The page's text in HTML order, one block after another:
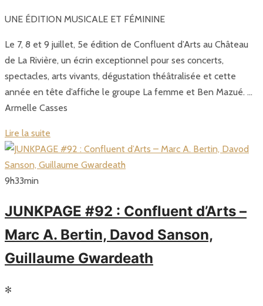
UNE ÉDITION MUSICALE ET FÉMININE
Le 7, 8 et 9 juillet, 5e édition de Confluent d’Arts au Château
de La Rivière, un écrin exceptionnel pour ses concerts,
spectacles, arts vivants, dégustation théâtralisée et cette
année en tête d’affiche le groupe La femme et Ben Mazué. …
Armelle Casses
Lire la suite
9h33min
JUNKPAGE #92 : Confluent d’Arts –
Marc A. Bertin, Davod Sanson,
Guillaume Gwardeath
✻